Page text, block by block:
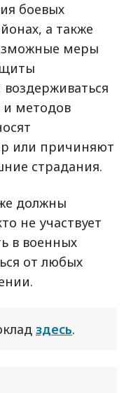
боевых
а также
меры
и методов
или причиняют
страдания.
должны
не участвует
в военных
от любых
здесь.